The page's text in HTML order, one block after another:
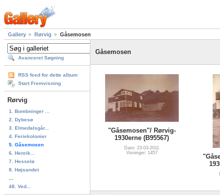
Gallery Rørvig Gåsemosen
Avanceret Søgning
RSS feed for dette album
Start Fremvisning
Rørvig
1. Bombninger ...
2. Dybesø
3. Elmedalsgår...
4. Feriekolonier
5. Gåsemosen
6. Henrik...
7. Hesselø
8. Højsandet
48. Ved...
Gåsemosen
"Gåsemosen"/ Rørvig-
1930erne (B95567)
Dato: 23-03-2011
Visninger: 1457